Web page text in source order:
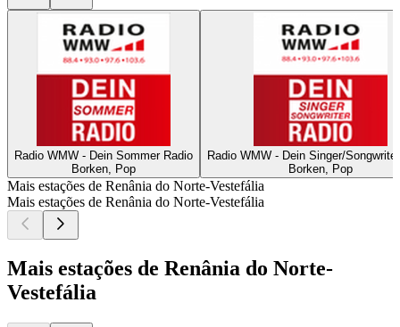
Radio WMW - Dein Sommer Radio
Borken, Pop
Radio WMW - Dein Singer/
Borken, Pop
Mais estações de Renânia do Norte-Vestefália
Mais estações de Renânia do Norte-Vestefália
Mais estações de Renânia do Norte-
Vestefália